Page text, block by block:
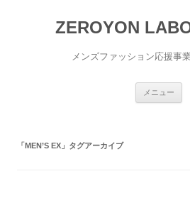
ZEROYON
メンズファッション応援事
メニュー
「MEN’S EX 」タグアーカイブ